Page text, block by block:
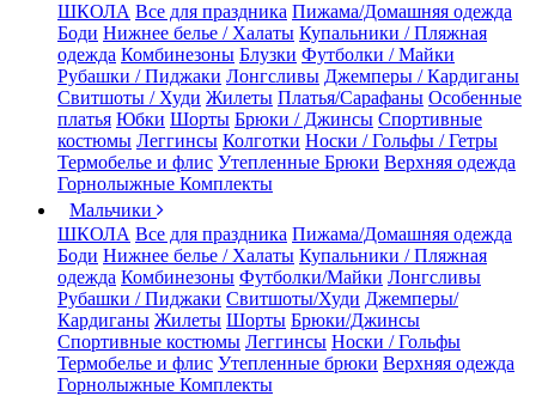
ШКОЛА Все для праздника Пижама/Домашняя одежда
Боди Нижнее белье / Халаты Купальники / Пляжная
одежда Комбинезоны Блузки Футболки / Майки
Рубашки / Пиджаки Лонгсливы Джемперы / Кардиганы
Свитшоты / Худи Жилеты Платья/Сарафаны Особенные
платья Юбки Шорты Брюки / Джинсы Спортивные
костюмы Леггинсы Колготки Носки / Гольфы / Гетры
Термобелье и флис Утепленные Брюки Верхняя одежда
Горнолыжные Комплекты
Мальчики
ШКОЛА Все для праздника Пижама/Домашняя одежда
Боди Нижнее белье / Халаты Купальники / Пляжная
одежда Комбинезоны Футболки/Майки Лонгсливы
Рубашки / Пиджаки Свитшоты/Худи Джемперы/
Кардиганы Жилеты Шорты Брюки/Джинсы
Спортивные костюмы Леггинсы Носки / Гольфы
Термобелье и флис Утепленные брюки Верхняя одежда
Горнолыжные Комплекты